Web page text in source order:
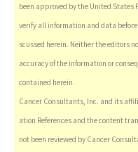
been approved by the United
verify all information and data
scussed herein. Neither the editors
accuracy of the information or
contained herein.
Cancer Consultants, Inc. and its
ation References and the content
not been reviewed by Cancer